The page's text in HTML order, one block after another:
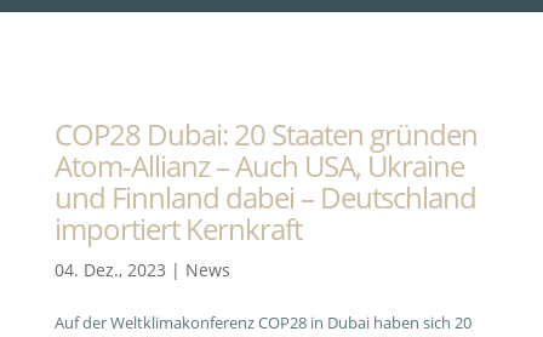
COP28 Dubai: 20 Staaten gründen
Atom-Allianz – Auch USA, Ukraine
und Finnland dabei – Deutschland
importiert Kernkraft
04. Dez., 2023 | News
Auf der Weltklimakonferenz COP28 in Dubai haben sich 20